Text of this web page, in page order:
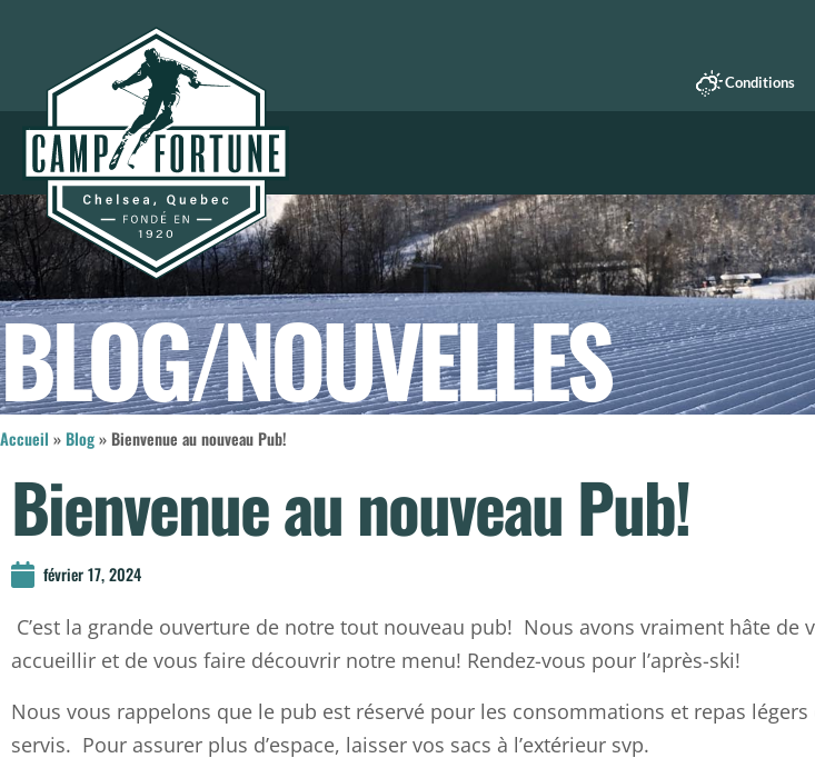
Conditions
BLOG/NOUVELLES
Accueil »Blog» Bienvenue au nouveau Pub!
Bienvenue au nouveau Pub!
février 17, 2024
C’est la grande ouverture de notre tout nouveau pub! Nous avons vraiment hâte de
accueillir et de vous faire découvrir notre menu! Rendez-vous pour l’après-ski!
Nous vous rappelons que le pub est réservé pour les consommations et repas
servis. Pour assurer plus d’espace, laisser vos sacs à l’extérieur svp.